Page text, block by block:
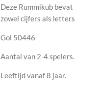
Deze Rummikub bevat
zowel cijfers als letters
Gol 50446
Aantal van 2-4 spelers.
Leeftijd vanaf 8 jaar.